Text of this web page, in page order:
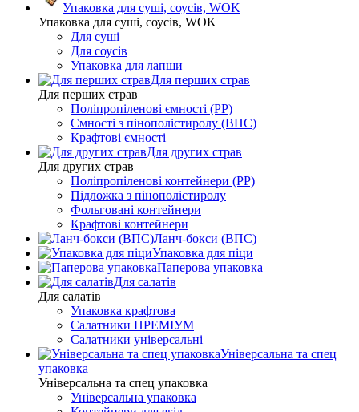
Упаковка для суші, соусів, WOK
Упаковка для суші, соусів, WOK
Для суші
Для соусів
Упаковка для лапши
Для перших страв
Для перших страв
Поліпропіленові ємності (PP)
Ємності з пінополістиролу (ВПС)
Крафтові ємності
Для других страв
Для других страв
Поліпропіленові контейнери (PP)
Підложка з пінополістиролу
Фольговані контейнери
Крафтові контейнери
Ланч-бокси (ВПС)
Упаковка для піци
Паперова упаковка
Для салатів
Для салатів
Упаковка крафтова
Салатники ПРЕМІУМ
Салатники універсальні
Універсальна та спец
упаковка
Універсальна та спец упаковка
Універсальна упаковка